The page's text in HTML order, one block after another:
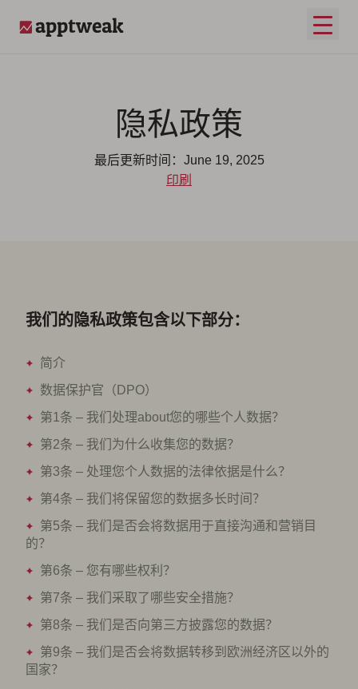
打开
隐私政策
最后更新时间：June 19, 2025
印刷
我们的隐私政策包含以下部分：
简介
数据保护官（DPO）
第1条 – 我们处理about您的哪些个人数据？
第2条 – 我们为什么收集您的数据？
第3条 – 处理您个人数据的法律依据是什么？
第4条 – 我们将保留您的数据多长时间？
第5条 – 我们是否会将数据用于直接沟通和营销目
的？
第6条 – 您有哪些权利？
第7条 – 我们采取了哪些安全措施？
第8条 – 我们是否向第三方披露您的数据？
第9条 – 我们是否会将数据转移到欧洲经济区以外的
国家？